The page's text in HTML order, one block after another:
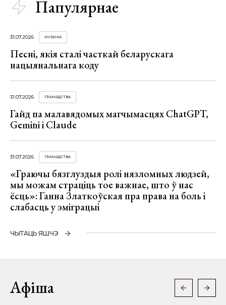
Папулярнае
31.07.2026 МУЗЫКА
Песні, якія сталі часткай беларускага
нацыянальнага коду
31.07.2026 ГРАМАДСТВА
Гайд па малавядомых магчымасцях ChatGPT,
Gemini і Claude
31.07.2026 ГРАМАДСТВА
«Граючы бязглуздыя ролі нязломных людзей,
мы можам страціць тое важнае, што ў нас
ёсць»: Ганна Златкоўская пра права на боль і
слабасць у эміграцыі
ЧЫТАЦЬ ЯШЧЭ
Афіша